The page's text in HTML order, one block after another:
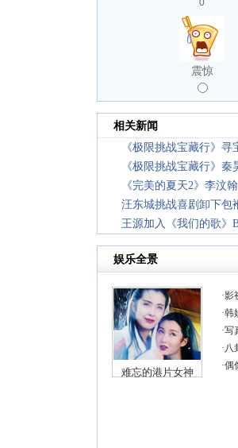
0
震惊
相关新闻
《极限挑战宝藏行》
《极限挑战宝藏行》
《完美的夏天2》李汶
汪东城挑战喜剧卸下包
王源加入《我们的歌